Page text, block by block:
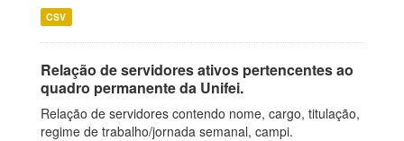
CSV
Relação de servidores ativos pertencentes ao
quadro permanente da Unifei.
Relação de servidores contendo nome, cargo, titulação,
regime de trabalho/jornada semanal, campi.